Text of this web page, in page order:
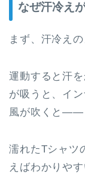
なぜ汗冷え
まず、汗冷え
運動すると汗
が吸うと、イ
風が吹くと——
濡れたTシャツ
えばわかりや